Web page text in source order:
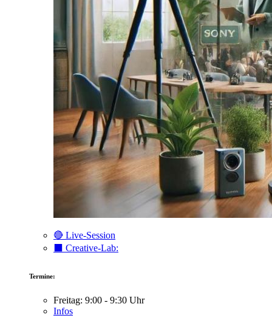
🔴 Live-Session
⬛️ Creative-Lab:
Termine:
Freitag: 9:00 - 9:30 Uhr
Infos